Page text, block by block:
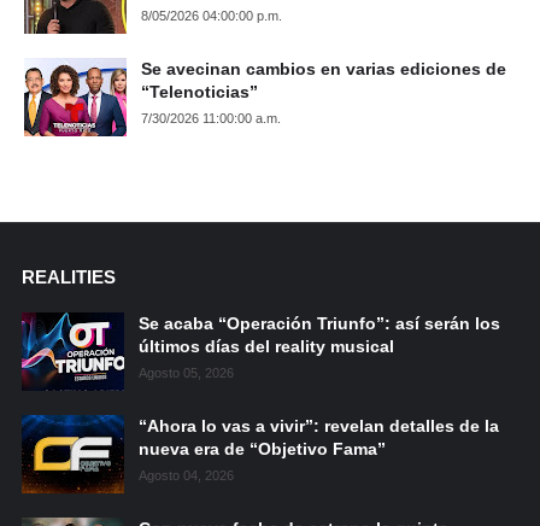
8/05/2026 04:00:00 p.m.
Se avecinan cambios en varias ediciones de
“Telenoticias”
7/30/2026 11:00:00 a.m.
REALITIES
Se acaba “Operación Triunfo”: así serán los
últimos días del reality musical
Agosto 05, 2026
“Ahora lo vas a vivir”: revelan detalles de la
nueva era de “Objetivo Fama”
Agosto 04, 2026